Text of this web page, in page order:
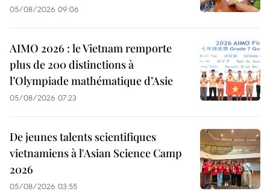
05/08/2026 09:06
AIMO 2026 : le Vietnam remporte
plus de 200 distinctions à
l’Olympiade mathématique d’Asie
05/08/2026 07:23
De jeunes talents scientifiques
vietnamiens à l'Asian Science Camp
2026
05/08/2026 03:55